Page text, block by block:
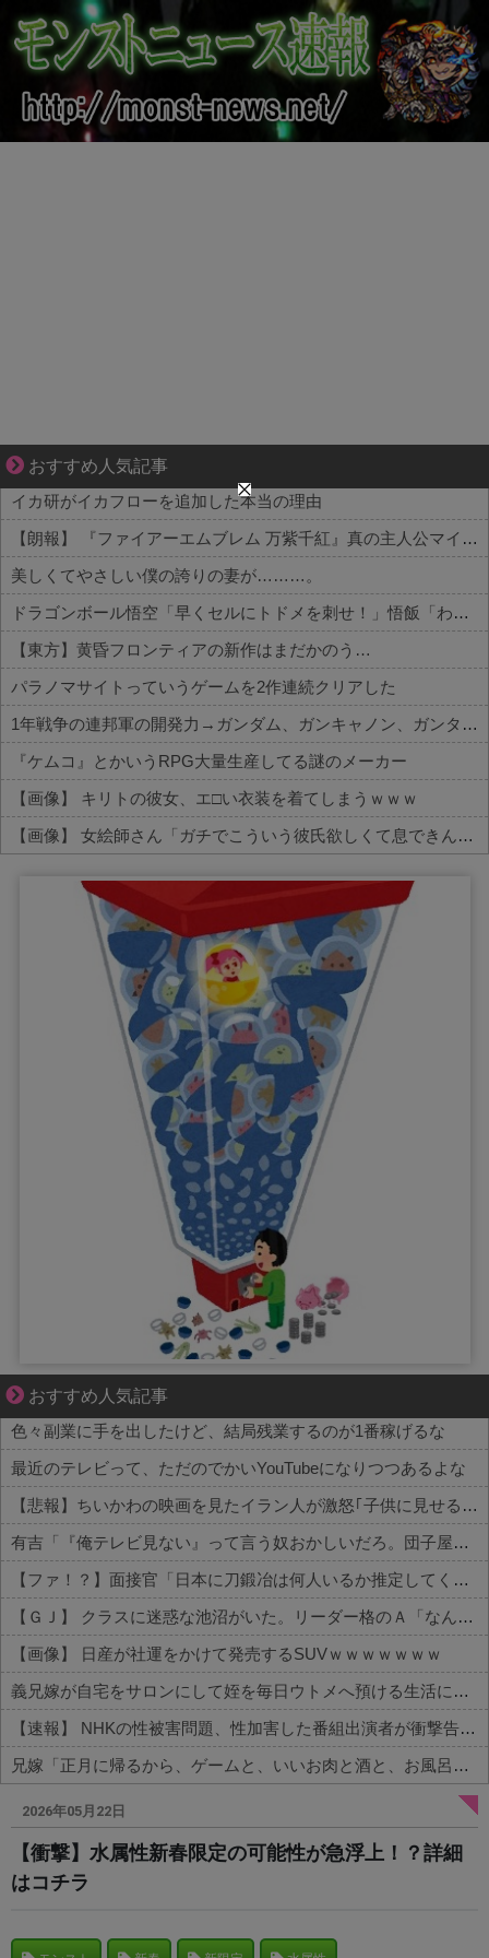
おすすめ人気記事
不器用な二人が辿り着いた、切なく温かい恋物語
イカ研がイカフローを追加した本当の理由
【朗報】 『ファイアーエムブレム 万紫千紅』真の主人公マイユニはキャラメイクが可能
美しくてやさしい僕の誇りの妻が………。
ドラゴンボール悟空「早くセルにトドメを刺せ！」悟飯「わかりましたお父さん」←これｗｗｗ
【東方】黄昏フロンティアの新作はまだかのう…
パラノマサイトっていうゲームを2作連続クリアした
1年戦争の連邦軍の開発力→ガンダム、ガンキャノン、ガンタンク、ジム、ボール
『ケムコ』とかいうRPG大量生産してる謎のメーカー
【画像】 キリトの彼女、エ□い衣装を着てしまうｗｗｗ
【画像】 女絵師さん「ガチでこういう彼氏欲しくて息できん」→2000万view
Powered by livedoor 相互RSS
おすすめ人気記事
好青年の片思いが壊れていくまで
色々副業に手を出したけど、結局残業するのが1番稼げるな
最近のテレビって、ただのでかいYouTubeになりつつあるよな
【悲報】ちいかわの映画を見たイラン人が激怒｢子供に見せる内容じゃない｡悪影響は計り知れない｣←これw w w w w w w w w
有吉「『俺テレビ見ない』って言う奴おかしいだろ。団子屋で『団子食べない』って言うか？」
【ファ！？】面接官「日本に刀鍛冶は何人いるか推定してください」 俺「188人です」 面接官「どういう風に考えましたか？」 俺「知ってました」→この後『こう』なったんだがマジで納得いかない！！！！！
【ＧＪ】 クラスに迷惑な池沼がいた。リーダー格のＡ「なんで支援学級に入れないんですか？」先生「背の高い低いと同じで、これも個性なの！差別は...
【画像】 日産が社運をかけて発売するSUVｗｗｗｗｗｗｗ
義兄嫁が自宅をサロンにして姪を毎日ウトメへ預ける生活に。数年後、そのツケが一気に回ってきて…
【速報】 NHKの性被害問題、性加害した番組出演者が衝撃告白！
兄嫁「正月に帰るから、ゲームと、いいお肉と酒と、お風呂グッズの準備しとけよ」寝起きの私「知るかボケ」兄嫁「キィィィィー！！！！」私「あ…」
Powered by livedoor 相互RSS
2026年05月22日
【衝撃】水属性新春限定の可能性が急浮上！？詳細
はコチラ